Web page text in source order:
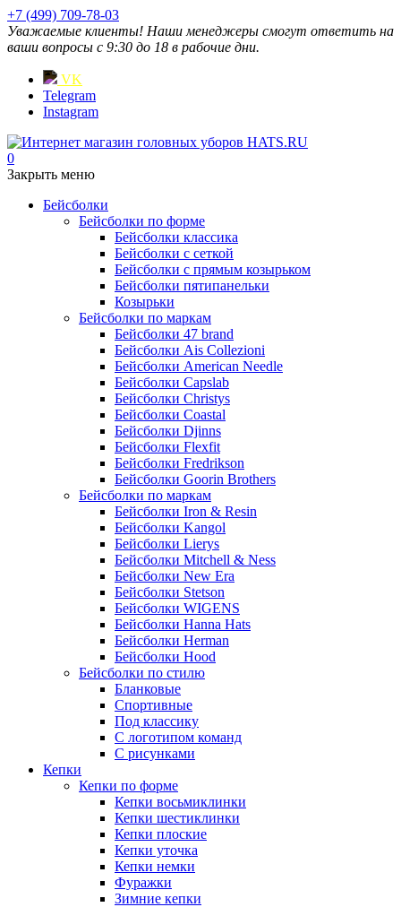
+7 (499) 709-78-03
Уважаемые клиенты! Наши менеджеры смогут ответить на
ваши вопросы с 9:30 до 18 в рабочие дни.
VK
Telegram
Instagram
0
Закрыть меню
Бейсболки
Бейсболки по форме
Бейсболки классика
Бейсболки с сеткой
Бейсболки с прямым козырьком
Бейсболки пятипанельки
Козырьки
Бейсболки по маркам
Бейсболки 47 brand
Бейсболки Ais Collezioni
Бейсболки American Needle
Бейсболки Capslab
Бейсболки Christys
Бейсболки Coastal
Бейсболки Djinns
Бейсболки Flexfit
Бейсболки Fredrikson
Бейсболки Goorin Brothers
Бейсболки по маркам
Бейсболки Iron & Resin
Бейсболки Kangol
Бейсболки Lierys
Бейсболки Mitchell & Ness
Бейсболки New Era
Бейсболки Stetson
Бейсболки WIGENS
Бейсболки Hanna Hats
Бейсболки Herman
Бейсболки Hood
Бейсболки по стилю
Бланковые
Спортивные
Под классику
С логотипом команд
С рисунками
Кепки
Кепки по форме
Кепки восьмиклинки
Кепки шестиклинки
Кепки плоские
Кепки уточка
Кепки немки
Фуражки
Зимние кепки